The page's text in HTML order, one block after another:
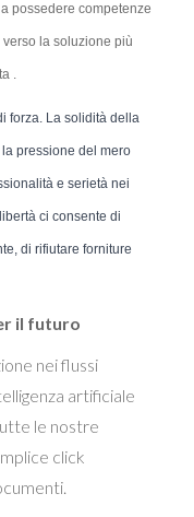
possedere competenze
la soluzione più
.
forza. La solidità della
pressione del mero
e serietà nei
ci consente di
di rifiutare forniture
il futuro
nei flussi
artificiale
le nostre
click